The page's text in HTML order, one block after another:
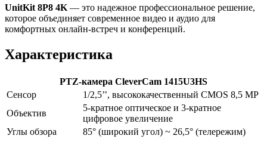
UnitKit 8P8 4K — это надежное профессиональное решение,
которое объединяет современное видео и аудио для
комфортных онлайн-встреч и конференций.
Характеристика
PTZ-камера CleverCam 1415U3HS
Сенсор
1/2,5’’, высококачественный CMOS 8,5 MP
Объектив
5-кратное оптическое и 3-кратное
цифровое увеличение
Углы обзора
85° (широкий угол) ~ 26,5° (телережим)